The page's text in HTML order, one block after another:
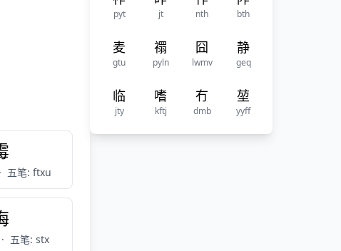
· 五笔: ftxu
· 五笔: stx
pyt jt nth bth
麦
gtu
禤
pyln
囧
lwmv
静
geq
临
jty
嗜
kftj
冇
dmb
堃
yyff